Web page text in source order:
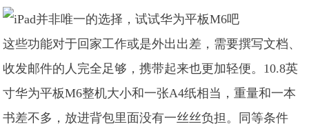
这些功能对于回家工作或是外出出差，需要撰写文档、
收发邮件的人完全足够，携带起来也更加轻便。10.8英
寸华为平板M6整机大小和一张A4纸相当，重量和一本
书差不多，放进背包里面没有一丝丝负担。同等条件